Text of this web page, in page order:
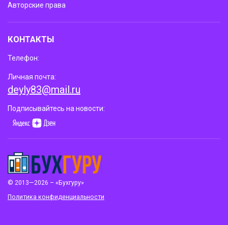
© 2013—2026 – «Бухгуру»
Политика конфиденциальности
Авторские права
КОНТАКТЫ
Телефон:
Личная почта:
deyly83@mail.ru
Подписывайтесь на новости: